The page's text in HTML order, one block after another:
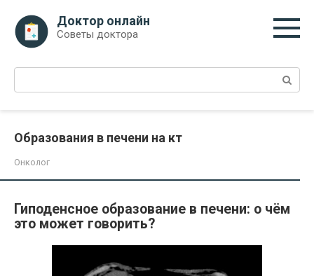
контенту
Доктор онлайн
Советы доктора
Поиск:
Образования в печени на кт
Онколог
Гиподенсное образование в печени: о чём
это может говорить?